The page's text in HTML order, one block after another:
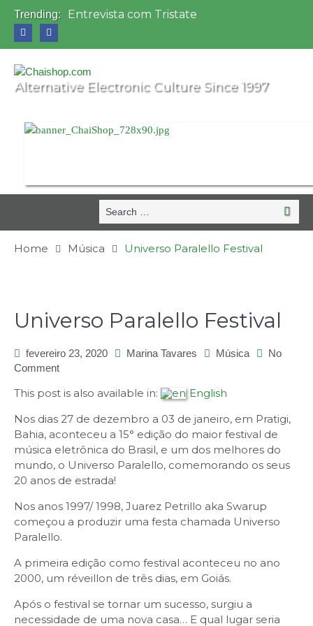
Trending:
Entrevista com Tristate
Universo Paralello Festival comemora 20
anos em uma edição histórica!
Alternative Electronic Culture Since 1997
Search
for:
Search
Home Música Universo Paralello Festival
Universo Paralello Festival
fevereiro 23, 2020 Marina Tavares Música
No
Commenton
Paralello
This post is also available in:
English
Nos dias 27 de dezembro a 03 de janeiro, em Pratigi,
Bahia, aconteceu a 15° edição do maior festival de
música eletrônica do Brasil, e um dos melhores do
mundo, o Universo Paralello, comemorando os seus
20 anos de estrada!
Nos anos 1997/ 1998, Juarez Petrillo aka Swarup
começou a produzir uma festa chamada Universo
Paralello.
A primeira edição como festival aconteceu no ano
2000, um réveillon de três dias, em Goiás.
Após o festival se tornar um sucesso, surgiu a
necessidade de uma nova casa… E qual lugar seria